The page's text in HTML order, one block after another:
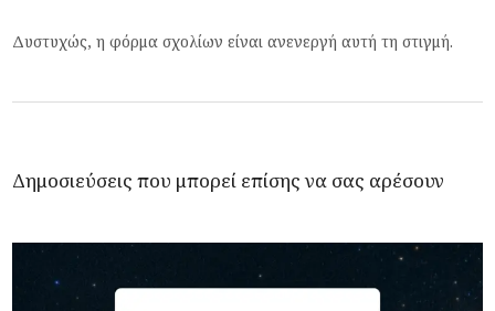
Δυστυχώς, η φόρμα σχολίων είναι ανενεργή αυτή τη στιγμή.
Δημοσιεύσεις που μπορεί επίσης να σας αρέσουν